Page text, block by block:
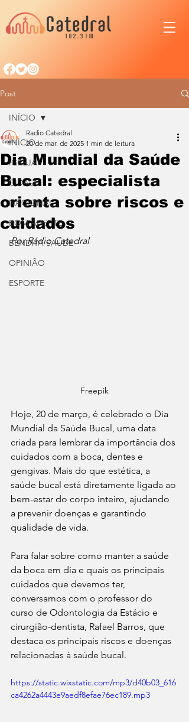
Post
INÍCIO
IGREJA
CIDADE
NACIONAL
BOM APETITE
BENDITA SAÚDE
OPINIÃO
ESPORTE
INÍCIO
Dia Mundial da Saúde
Bucal: especialista
orienta sobre riscos e
cuidados
Radio Catedral
20 de mar. de 2025 1 min de leitura
Por Rádio Catedral
Freepik
Hoje, 20 de março, é celebrado o Dia
Mundial da Saúde Bucal, uma data
criada para lembrar da importância dos
cuidados com a boca, dentes e
gengivas. Mais do que estética, a
saúde bucal está diretamente ligada ao
bem-estar do corpo inteiro, ajudando
a prevenir doenças e garantindo
qualidade de vida.
Para falar sobre como manter a saúde
da boca em dia e quais os principais
cuidados que devemos ter,
conversamos com o professor do
curso de Odontologia da Estácio e
cirurgião-dentista, Rafael Barros, que
destaca os principais riscos e doenças
relacionadas à saúde bucal.
https://static.wixstatic.com/mp3/d40b03_616
ca4262a4443e9aedf8efae76ec189.mp3